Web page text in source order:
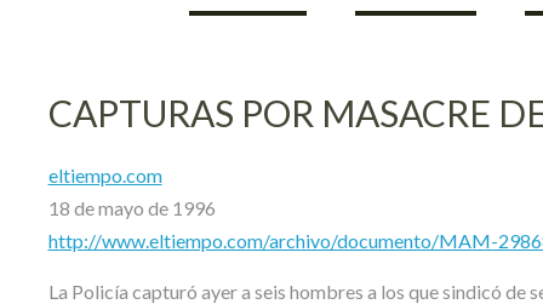
CAPTURAS POR MASACRE
eltiempo.com
18 de mayo de 1996
http://www.eltiempo.com/archivo/documento/MAM-
La Policía capturó ayer a seis hombres a los que sindicó